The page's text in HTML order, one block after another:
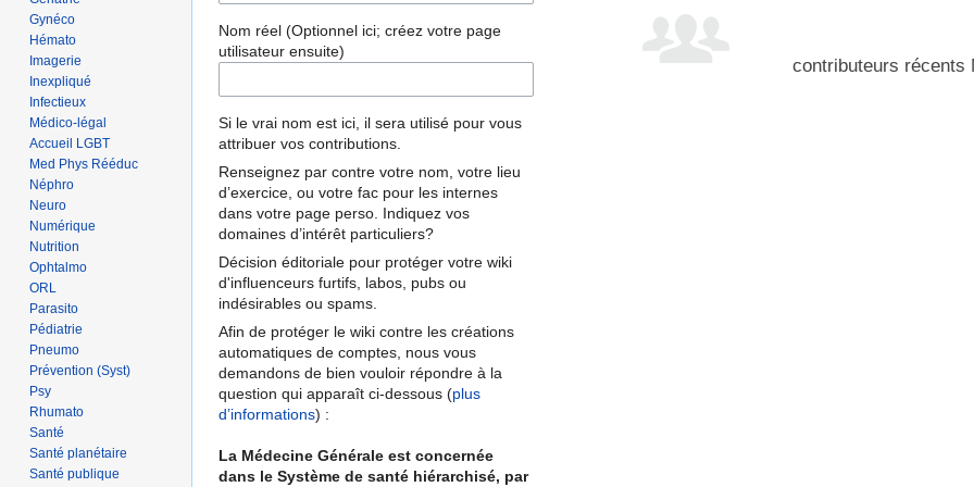
Nom réel (Optionnel ici; créez votre page
utilisateur ensuite)
Si le vrai nom est ici, il sera utilisé pour vous
attribuer vos contributions.
Renseignez par contre votre nom, votre lieu
d’exercice, ou votre fac pour les internes
dans votre page perso. Indiquez vos
domaines d’intérêt particuliers?
Décision éditoriale pour protéger votre wiki
d'influenceurs furtifs, labos, pubs ou
indésirables ou spams.
Afin de protéger le wiki contre les créations
automatiques de comptes, nous vous
demandons de bien vouloir répondre à la
question qui apparaît ci-dessous (plus
d’informations) :
La Médecine Générale est concernée
dans le Système de santé hiérarchisé, par
contributeurs récents
Gynéco
Hémato
Imagerie
Inexpliqué
Infectieux
Médico-légal
Accueil LGBT
Med Phys Rééduc
Néphro
Neuro
Numérique
Nutrition
Ophtalmo
ORL
Parasito
Pédiatrie
Pneumo
Prévention (Syst)
Psy
Rhumato
Santé
Santé planétaire
Santé publique